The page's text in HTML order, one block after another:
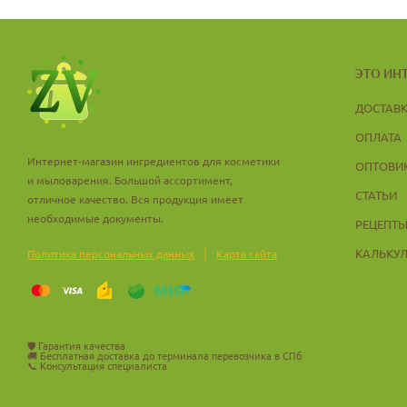
Интернет-магазин ингредиентов для косметики
и мыловарения. Большой ассортимент,
отличное качество. Вся продукция имеет
необходимые документы.
Политика персональных данных | Карта сайта
🛡️ Гарантия качества
🚚 Бесплатная доставка до терминала перевозчика в СПб
📞 Консультация специалиста
ЭТО
ОПЛАТА
СТАТЬИ
РЕЦЕПТЫ